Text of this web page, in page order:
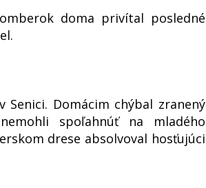
doma privítal posledné
Domácim chýbal zranený
spoľahnúť na mladého
drese absolvoval hosťujúci